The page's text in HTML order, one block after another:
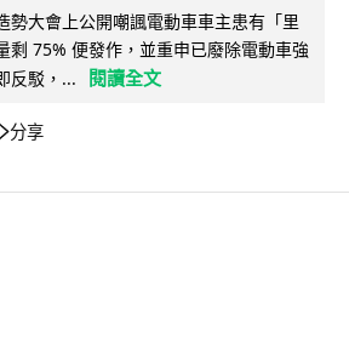
勢大會上公開嘲諷電動車車主患有「里
剩 75% 便發作，並重申已廢除電動車強
反駁，...
閱讀全文
分享